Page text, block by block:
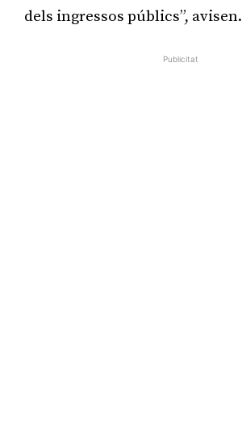
dels ingressos públics”, avisen.
Publicitat